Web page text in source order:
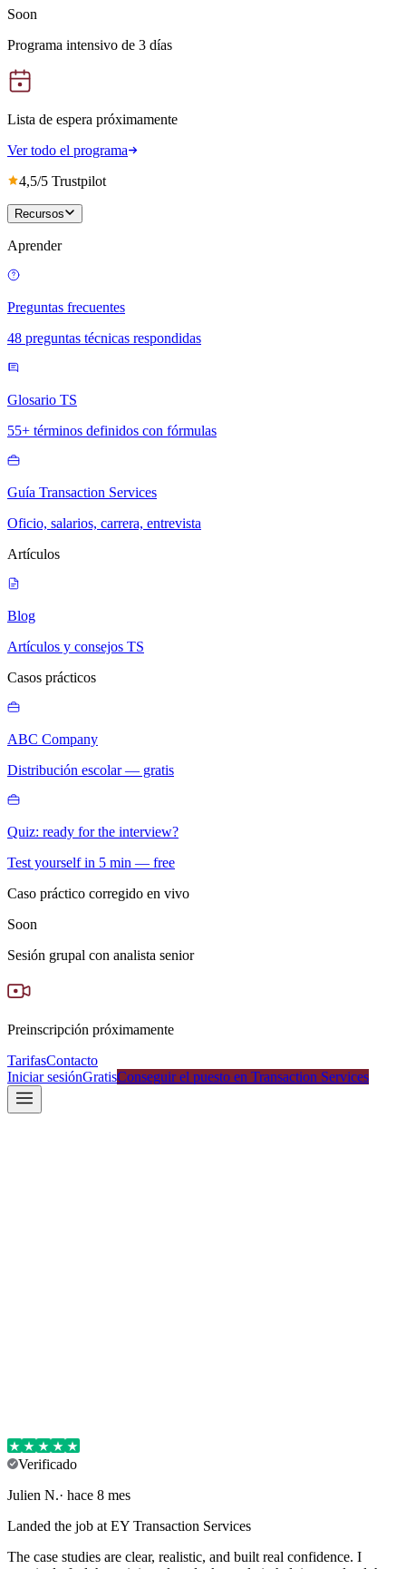
Soon
Programa intensivo de 3 días
Lista de espera próximamente
Ver todo el programa
4,5/5 Trustpilot
Recursos
Aprender
Preguntas frecuentes
48 preguntas técnicas respondidas
Glosario TS
55+ términos definidos con fórmulas
Guía Transaction Services
Oficio, salarios, carrera, entrevista
Artículos
Blog
Artículos y consejos TS
Casos prácticos
ABC Company
Distribución escolar — gratis
Quiz: ready for the interview?
Test yourself in 5 min — free
Caso práctico corregido en vivo
Soon
Sesión grupal con analista senior
Preinscripción próximamente
TarifasContacto
Iniciar sesiónGratisConseguir el puesto en Transaction Services
Verificado
Julien N.· hace 8 mes
Landed the job at EY Transaction Services
The case studies are clear, realistic, and built real confidence. I